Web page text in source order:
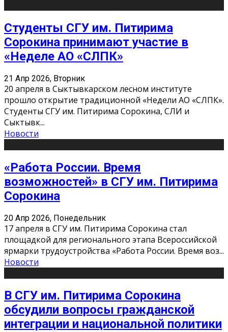
Студенты СГУ им. Питирима
Сорокина принимают участие в
«Неделе АО «СЛПК»
21 Апр 2026, Вторник
20 апреля в Сыктывкарском лесном институте
прошло открытие традиционной «Недели АО «СЛПК».
Студенты СГУ им. Питирима Сорокина, СЛИ и
Сыктывк...
Новости
«Работа России. Время
возможностей» в СГУ им. Питирима
Сорокина
20 Апр 2026, Понедельник
17 апреля в СГУ им. Питирима Сорокина стал
площадкой для регионального этапа Всероссийской
ярмарки трудоустройства «Работа России. Время воз...
Новости
В СГУ им. Питирима Сорокина
обсудили вопросы гражданской
интеграции и национальной политики